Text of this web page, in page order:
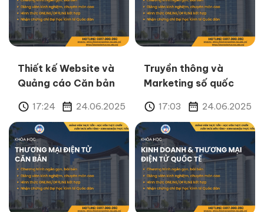
Thiết kế Website và
Quảng cáo Căn bản
17:24 24.06.2025
Truyền thông và
Marketing số quốc
17:03 24.06.2025